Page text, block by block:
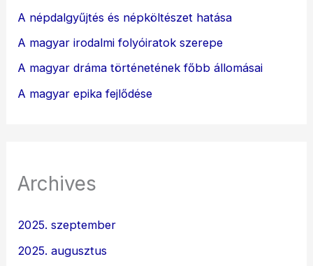
A népdalgyűjtés és népköltészet hatása
A magyar irodalmi folyóiratok szerepe
A magyar dráma történetének főbb állomásai
A magyar epika fejlődése
Archives
2025. szeptember
2025. augusztus